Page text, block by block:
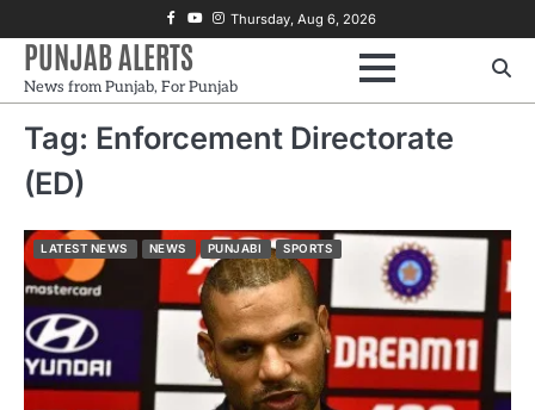
to
content
Facebook
Youtube
Instagram
Thursday, Aug 6, 2026
PUNJAB ALERTS
News from Punjab, For Punjab
Tag: Enforcement Directorate
(ED)
LATEST NEWS NEWS PUNJABI SPORTS